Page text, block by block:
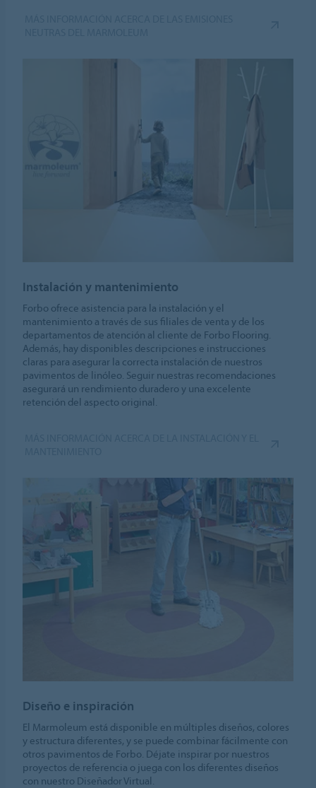
Instalación y mantenimiento
Forbo ofrece asistencia para la instalación y el
mantenimiento a través de sus filiales de venta y de los
departamentos de atención al cliente de Forbo Flooring.
Además, hay disponibles descripciones e instrucciones
claras para asegurar la correcta instalación de nuestros
pavimentos de linóleo. Seguir nuestras recomendaciones
asegurará un rendimiento duradero y una excelente
retención del aspecto original.
Diseño e inspiración
El Marmoleum está disponible en múltiples diseños, colores
y estructura diferentes, y se puede combinar fácilmente con
otros pavimentos de Forbo. Déjate inspirar por nuestros
proyectos de referencia o juega con los diferentes diseños
con nuestro Diseñador Virtual.